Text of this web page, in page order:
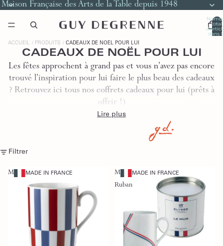
Maison Française des Arts de la Table depuis 1948
total
dans
ACCUEIL PRODUITS CADEAUX DE NOËL POUR LUI
CADEAUX DE NOËL POUR LUI
Les fêtes approchent à grand pas et vous n’avez pas encore
trouvé l’inspiration pour lui faire le plus beau des cadeaux
? Retrouvez ici tous nos coffrets cadeaux pour lui (prêts à
offrir !)
Lire plus
Filtrer
Mug MADE IN FRANCE
Mug
Ruban
MADE IN FRANCE